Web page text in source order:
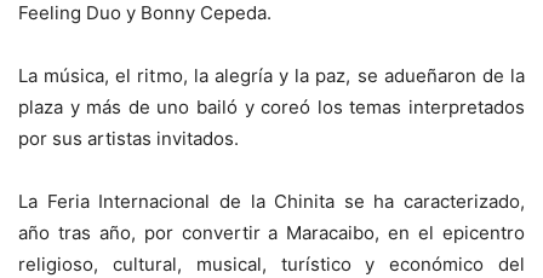
Feeling Duo y Bonny Cepeda.
La música, el ritmo, la alegría y la paz, se adueñaron de la
plaza y más de uno bailó y coreó los temas interpretados
por sus artistas invitados.
La Feria Internacional de la Chinita se ha caracterizado,
año tras año, por convertir a Maracaibo, en el epicentro
religioso, cultural, musical, turístico y económico del